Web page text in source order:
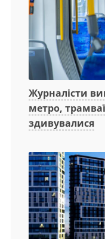
Журналісти
метро,
здивувалися